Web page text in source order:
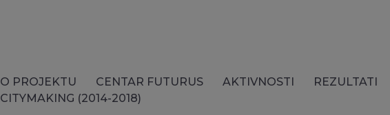
O PROJEKTU CENTAR FUTURUS AKTIVNOSTI REZULTATI
CITYMAKING (2014-2018)